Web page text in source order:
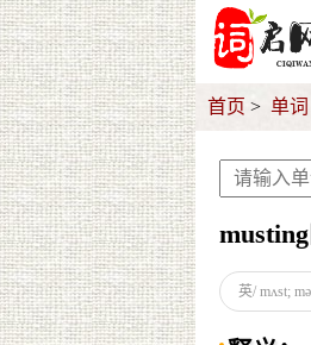
首页 单词
英/ mʌst;